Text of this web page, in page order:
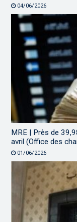
04/06/2026
MRE | Près de
avril (Office des
01/06/2026